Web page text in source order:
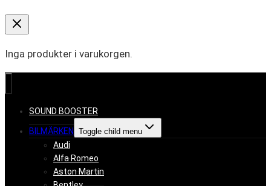
Inga produkter i varukorgen.
SOUND BOOSTER
BILMÄRKEN Toggle child menu
Audi
Alfa Romeo
Aston Martin